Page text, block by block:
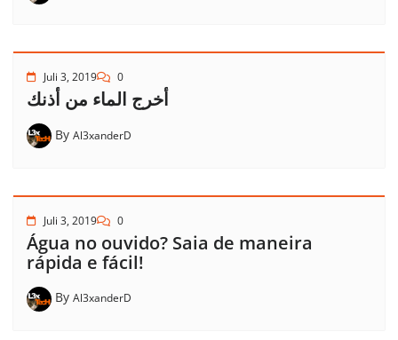
Juli 3, 2019 0
أخرج الماء من أذنك
By Al3xanderD
Juli 3, 2019 0
Água no ouvido? Saia de maneira
rápida e fácil!
By Al3xanderD